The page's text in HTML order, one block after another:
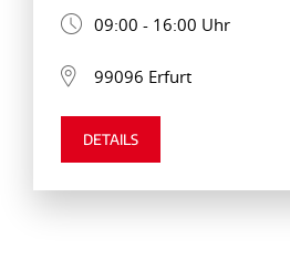
09:00 - 16:00 Uhr
99096 Erfurt
DETAILS